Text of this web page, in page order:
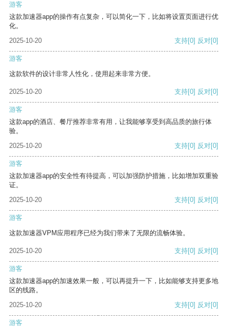
游客
这款加速器app的操作有点复杂，可以简化一下，比如将设置页面进行优
化。
2025-10-20
支持[0] 反对[0]
游客
这款软件的设计非常人性化，使用起来非常方便。
2025-10-20 支持[0] 反对[0]
游客
这款app的酒店、餐厅推荐非常有用，让我能够享受到高品质的旅行体
验。
2025-10-20
支持[0] 反对[0]
游客
这款加速器app的安全性有待提高，可以加强防护措施，比如增加双重验
证。
2025-10-20
支持[0] 反对[0]
游客
这款加速器VPM应用程序已经为我们带来了无限的流畅体验。
2025-10-20 支持[0] 反对[0]
游客
这款加速器app的加速效果一般，可以再提升一下，比如能够支持更多地
区的线路。
2025-10-20
支持[0] 反对[0]
游客